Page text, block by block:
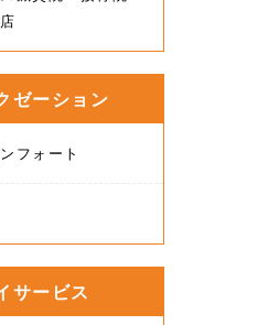
ゼーション
フォート
サービス